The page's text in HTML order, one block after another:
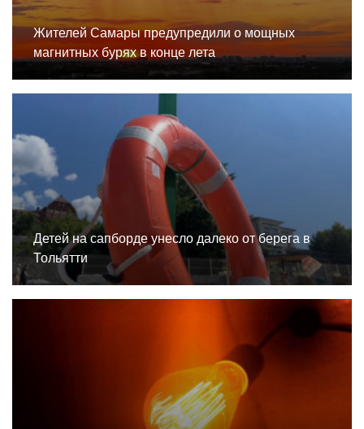
Жителей Самары предупредили о мощных
магнитных бурях в конце лета
Детей на сапборде унесло далеко от берега в
Тольятти